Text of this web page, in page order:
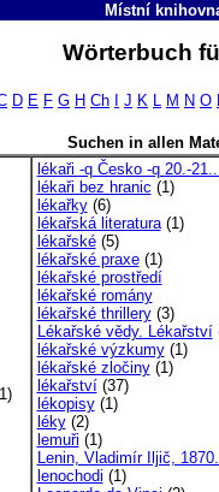
Místní
Wörterbuch
D E F G H Ch J K L M N O
Suchen in allen
lékaři -q Česko -q 20.-
lékaři bez hranic (1)
lékařky(6)
lékařská literatura(1)
lékařské(5)
lékařské praxe(1)
lékařské prostředí
lékařské romány
lékařské thrillery(3)
Lékařské vědy. Lékařství
lékařské výzkumy(1)
lékařské zločiny(1)
lékařství(37)
lékopisy(1)
léky(2)
lemuři (1)
Lenin, Vladimír Iljič,
lenochodi (1)